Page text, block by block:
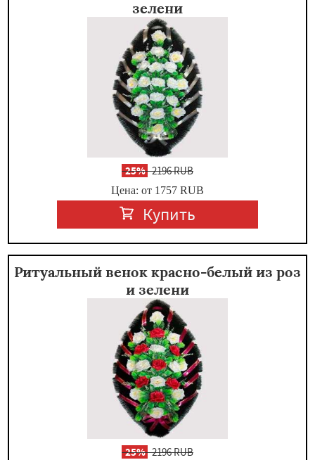
зелени
-25%2196 RUB
Цена: от 1757 RUB
Купить
Ритуальный венок красно-белый из роз
и зелени
-25%2196 RUB